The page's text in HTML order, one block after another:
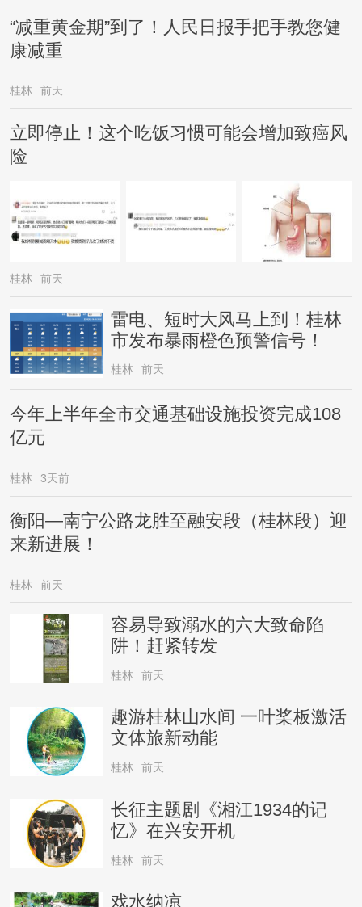
“减重黄金期”到了！人民日报手把手教您健
康减重
桂林 前天
立即停止！这个吃饭习惯可能会增加致癌风
险
桂林 前天
雷电、短时大风马上到！桂林
市发布暴雨橙色预警信号！
桂林 前天
今年上半年全市交通基础设施投资完成108
亿元
桂林 3天前
衡阳—南宁公路龙胜至融安段（桂林段）迎
来新进展！
桂林 前天
容易导致溺水的六大致命陷
阱！赶紧转发
桂林 前天
趣游桂林山水间 一叶桨板激活
文体旅新动能
桂林 前天
长征主题剧《湘江1934的记
忆》在兴安开机
桂林 前天
戏水纳凉